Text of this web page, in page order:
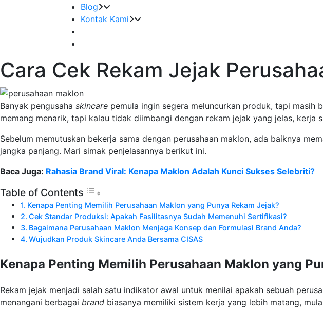
Blog
Kontak Kami
Cara Cek Rekam Jejak
Banyak pengusaha skincare pemula ingin segera meluncurkan produk, tapi masih
memang menarik, tapi kalau tidak diimbangi dengan rekam jejak yang jelas,
Sebelum memutuskan bekerja sama dengan perusahaan maklon, ada baiknya
jangka panjang. Mari simak penjelasannya berikut ini.
Baca Juga: Rahasia Brand Viral: Kenapa Maklon Adalah Kunci Sukses Selebriti?
Table of Contents
Kenapa Penting Memilih Perusahaan Maklon yang Punya Rekam Jejak?
Cek Standar Produksi: Apakah Fasilitasnya Sudah Memenuhi Sertifikasi?
Bagaimana Perusahaan Maklon Menjaga Konsep dan Formulasi Brand Anda?
Wujudkan Produk Skincare Anda Bersama CISAS
Kenapa Penting Memilih Perusahaan Maklon yang
Rekam jejak menjadi salah satu indikator awal untuk menilai apakah sebuah
menangani berbagai brand biasanya memiliki sistem kerja yang lebih matang,